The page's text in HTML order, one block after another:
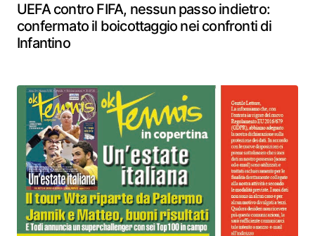
UEFA contro FIFA, nessun passo indietro:
confermato il boicottaggio nei confronti di
Infantino